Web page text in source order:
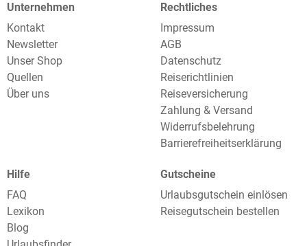
Unternehmen
Kontakt
Newsletter
Unser Shop
Quellen
Über uns
Rechtliches
Impressum
AGB
Datenschutz
Reiserichtlinien
Reiseversicherung
Zahlung & Versand
Widerrufsbelehrung
Barrierefreiheitserklärung
Hilfe
FAQ
Lexikon
Blog
Gutscheine
Urlaubsgutschein einlösen
Reisegutschein bestellen